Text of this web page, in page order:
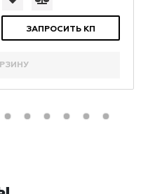
ЗАПРОСИТЬ КП